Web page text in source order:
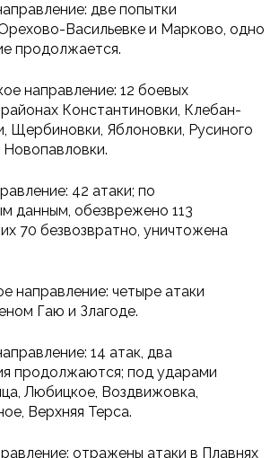
две попытки
Васильевке и Марково, одно
продолжается.
направление: 12 боевых
Константиновки, Клебан-
Щербиновки, Яблоновки, Русиного
42 атаки; по
данным, обезврежено 113
70 безвозвратно, уничтожена
направление: четыре атаки
Гаю и Злагоде.
14 атак, два
продолжаются; под ударами
Любицкое, Воздвижовка,
Верхняя Терса.
отражены атаки в Плавнях